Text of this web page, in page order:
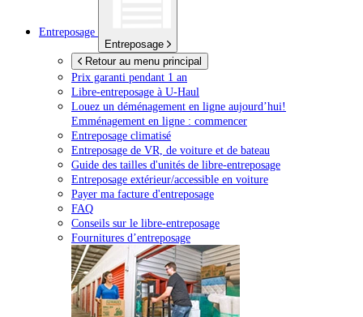
Entreposage
Entreposage
Retour au menu principal
Prix garanti pendant 1 an
Libre-entreposage à U-Haul
Louez un déménagement en ligne aujourd’hui!
Emménagement en ligne : commencer
Entreposage climatisé
Entreposage de VR, de voiture et de bateau
Guide des tailles d'unités de libre-entreposage
Entreposage extérieur/accessible en voiture
Payer ma facture d'entreposage
FAQ
Conseils sur le libre-entreposage
Fournitures d’entreposage